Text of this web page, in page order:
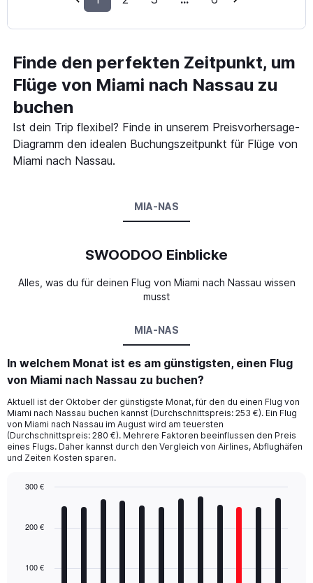
Finde den perfekten Zeitpunkt, um
Flüge von Miami nach Nassau zu
buchen
Ist dein Trip flexibel? Finde in unserem Preisvorhersage-
Diagramm den idealen Buchungszeitpunkt für Flüge von
Miami nach Nassau.
MIA-NAS
SWOODOO Einblicke
Alles, was du für deinen Flug von Miami nach Nassau wissen
musst
MIA-NAS
In welchem Monat ist es am günstigsten, einen Flug
von Miami nach Nassau zu buchen?
Aktuell ist der Oktober der günstigste Monat, für den du einen Flug von
Miami nach Nassau buchen kannst (Durchschnittspreis: 253 €). Ein Flug
von Miami nach Nassau im August wird am teuersten
(Durchschnittspreis: 280 €). Mehrere Faktoren beeinflussen den Preis
eines Flugs. Daher kannst durch den Vergleich von Airlines, Abflughäfen
und Zeiten Kosten sparen.
with
The
100 €
200 €
300 €